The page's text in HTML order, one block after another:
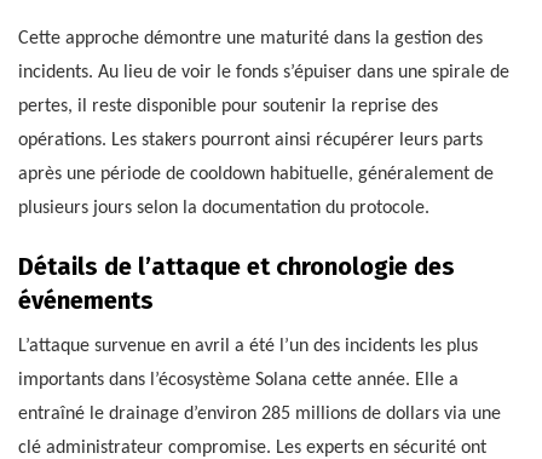
Cette approche démontre une maturité dans la gestion des
incidents. Au lieu de voir le fonds s’épuiser dans une spirale de
pertes, il reste disponible pour soutenir la reprise des
opérations. Les stakers pourront ainsi récupérer leurs parts
après une période de cooldown habituelle, généralement de
plusieurs jours selon la documentation du protocole.
Détails de l’attaque et chronologie des
événements
L’attaque survenue en avril a été l’un des incidents les plus
importants dans l’écosystème Solana cette année. Elle a
entraîné le drainage d’environ 285 millions de dollars via une
clé administrateur compromise. Les experts en sécurité ont